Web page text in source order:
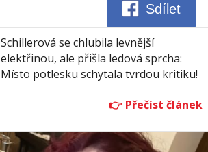
Sdílet
Schillerová se chlubila levnější
elektřinou, ale přišla ledová sprcha:
Místo potlesku schytala tvrdou kritiku!